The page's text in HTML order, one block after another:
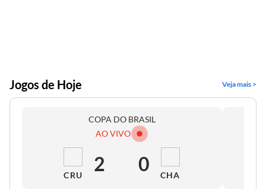
Jogos de Hoje Veja mais >
COPA DO BRASIL
AO VIVO
CRU 2 0 CHA